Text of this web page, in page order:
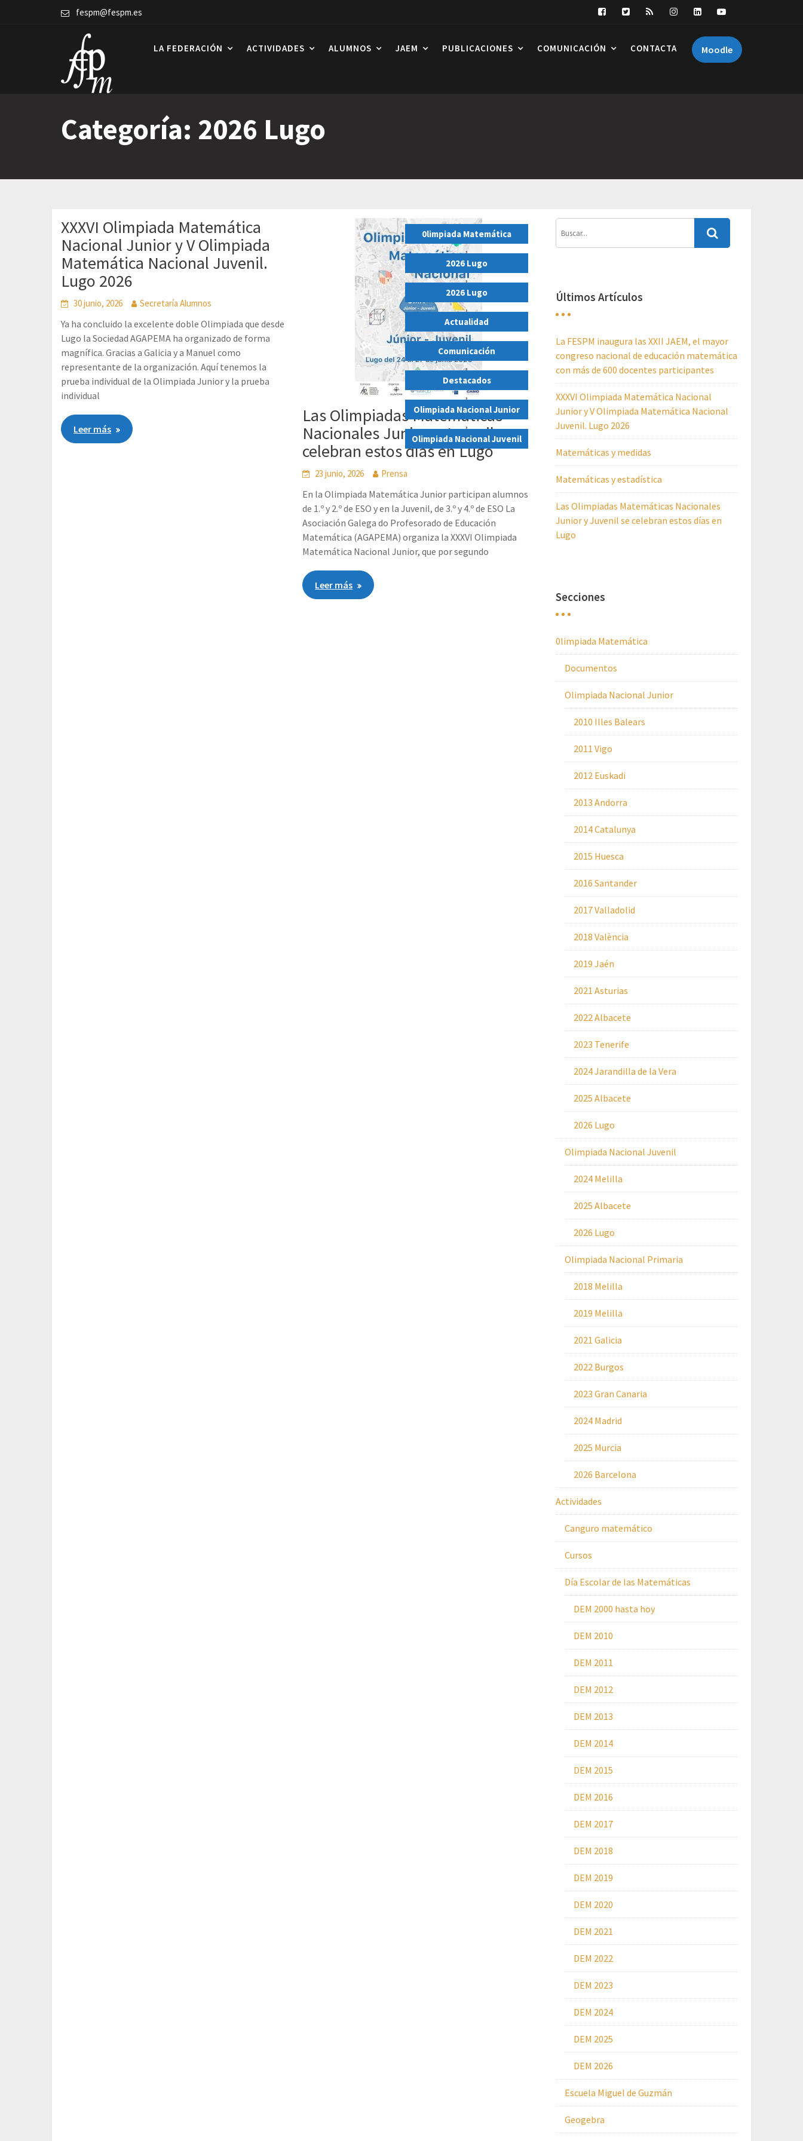
fespm@fespm.es
Moodle
LA FEDERACIÓN ACTIVIDADES ALUMNOS JAEM PUBLICACIONES COMUNICACIÓN CONTACTA
Categoría: 2026 Lugo
XXXVI Olimpiada Matemática
Nacional Junior y V Olimpiada
Matemática Nacional Juvenil.
Lugo 2026
30 junio, 2026 Secretaría Alumnos
Ya ha concluido la excelente doble Olimpiada que desde
Lugo la Sociedad AGAPEMA ha organizado de forma
magnífica. Gracias a Galicia y a Manuel como
representante de la organización. Aquí tenemos la
prueba individual de la Olimpiada Junior y la prueba
individual
Leer más
0limpiada Matemática
,
2026 Lugo
,
2026 Lugo
,
Actualidad
,
Comunicación
,
Destacados
,
Olimpiada Nacional Junior
,
Olimpiada Nacional Juvenil
Las Olimpiadas Matemáticas
Nacionales Junior y Juvenil se
celebran estos días en Lugo
23 junio, 2026 Prensa
En la Olimpiada Matemática Junior participan alumnos
de 1.º y 2.º de ESO y en la Juvenil, de 3.º y 4.º de ESO La
Asociación Galega do Profesorado de Educación
Matemática (AGAPEMA) organiza la XXXVI Olimpiada
Matemática Nacional Junior, que por segundo
Leer más
Últimos Artículos
La FESPM inaugura las XXII JAEM, el mayor
congreso nacional de educación matemática
con más de 600 docentes participantes
XXXVI Olimpiada Matemática Nacional
Junior y V Olimpiada Matemática Nacional
Juvenil. Lugo 2026
Matemáticas y medidas
Matemáticas y estadística
Las Olimpiadas Matemáticas Nacionales
Junior y Juvenil se celebran estos días en
Lugo
Secciones
0limpiada Matemática
Documentos
Olimpiada Nacional Junior
2010 Illes Balears
2011 Vigo
2012 Euskadi
2013 Andorra
2014 Catalunya
2015 Huesca
2016 Santander
2017 Valladolid
2018 València
2019 Jaén
2021 Asturias
2022 Albacete
2023 Tenerife
2024 Jarandilla de la Vera
2025 Albacete
2026 Lugo
Olimpiada Nacional Juvenil
2024 Melilla
2025 Albacete
2026 Lugo
Olimpiada Nacional Primaria
2018 Melilla
2019 Melilla
2021 Galicia
2022 Burgos
2023 Gran Canaria
2024 Madrid
2025 Murcia
2026 Barcelona
Actividades
Canguro matemático
Cursos
Día Escolar de las Matemáticas
DEM 2000 hasta hoy
DEM 2010
DEM 2011
DEM 2012
DEM 2013
DEM 2014
DEM 2015
DEM 2016
DEM 2017
DEM 2018
DEM 2019
DEM 2020
DEM 2021
DEM 2022
DEM 2023
DEM 2024
DEM 2025
DEM 2026
Escuela Miguel de Guzmán
Geogebra